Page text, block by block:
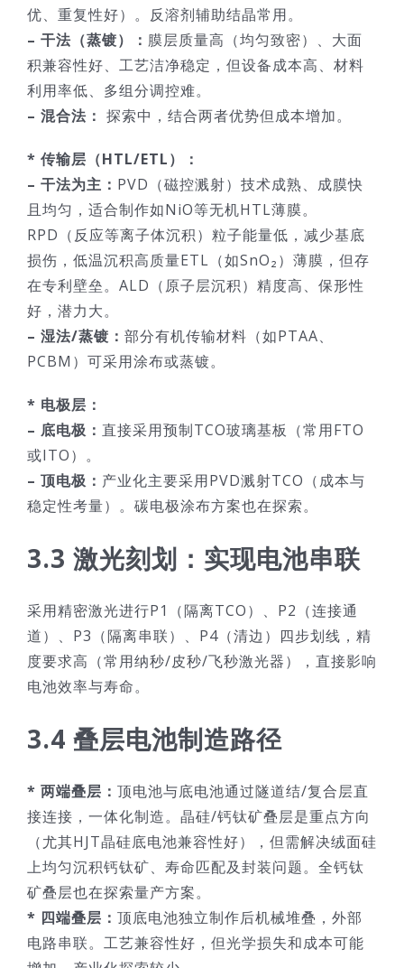
优、重复性好）。反溶剂辅助结晶常用。
– 干法（蒸镀）： 膜层质量高（均匀致密）、大面
积兼容性好、工艺洁净稳定，但设备成本高、材料
利用率低、多组分调控难。
– 混合法： 探索中，结合两者优势但成本增加。
* 传输层（HTL/ETL）：
– 干法为主： PVD（磁控溅射）技术成熟、成膜快
且均匀，适合制作如NiO等无机HTL薄膜。
RPD（反应等离子体沉积）粒子能量低，减少基底
损伤，低温沉积高质量ETL（如SnO₂）薄膜，但存
在专利壁垒。ALD（原子层沉积）精度高、保形性
好，潜力大。
– 湿法/蒸镀： 部分有机传输材料（如PTAA、
PCBM）可采用涂布或蒸镀。
* 电极层：
– 底电极： 直接采用预制TCO玻璃基板（常用FTO
或ITO）。
– 顶电极： 产业化主要采用PVD溅射TCO（成本与
稳定性考量）。碳电极涂布方案也在探索。
3.3 激光刻划：实现电池串联
采用精密激光进行P1（隔离TCO）、P2（连接通
道）、P3（隔离串联）、P4（清边）四步划线，精
度要求高（常用纳秒/皮秒/飞秒激光器），直接影响
电池效率与寿命。
3.4 叠层电池制造路径
* 两端叠层： 顶电池与底电池通过隧道结/复合层直
接连接，一体化制造。晶硅/钙钛矿叠层是重点方向
（尤其HJT晶硅底电池兼容性好），但需解决绒面硅
上均匀沉积钙钛矿、寿命匹配及封装问题。全钙钛
矿叠层也在探索量产方案。
* 四端叠层： 顶底电池独立制作后机械堆叠，外部
电路串联。工艺兼容性好，但光学损失和成本可能